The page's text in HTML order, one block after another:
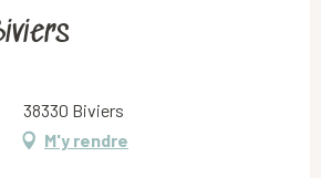
38330 Biviers
M'y rendre